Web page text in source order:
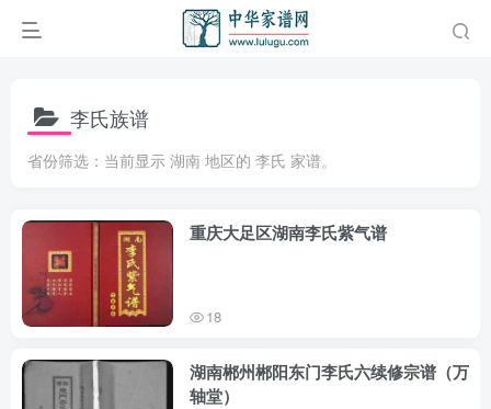
李氏族谱
省份筛选：当前显示 湖南 地区的 李氏 家谱。
重庆大足区湖南李氏紫气谱
18
湖南郴州郴阳东门李氏六续修宗谱（万
轴堂）